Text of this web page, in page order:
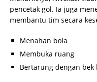
pencetak gol. Ia juga
membantu tim secara
Menahan bola
Membuka ruang
Bertarung dengan bek